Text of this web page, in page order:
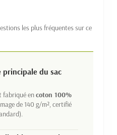
les plus fréquentes sur ce
principale du sac
fabriqué encoton 100%
de 140 g/m², certifié